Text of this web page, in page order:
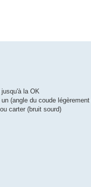
la OK
(angle du coude
carter (bruit sourd)